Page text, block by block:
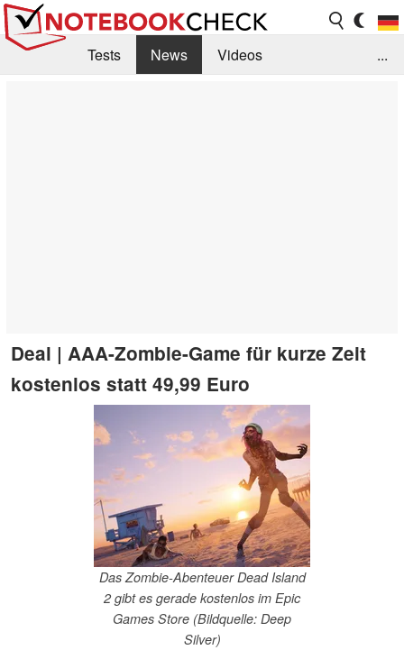
Tests News
Videos
...
Deal | AAA-Zombie-Game für kurze Zeit
kostenlos statt 49,99 Euro
Das Zombie-Abenteuer Dead Island
2 gibt es gerade kostenlos im Epic
Games Store (Bildquelle: Deep
Silver)